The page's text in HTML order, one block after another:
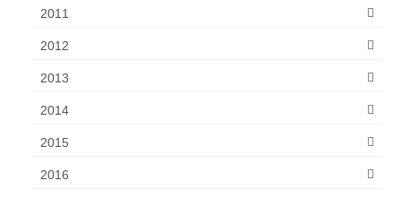
2011
2012
2013
2014
2015
2016